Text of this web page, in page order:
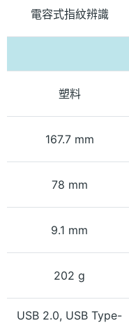
電容式指紋辨識
塑料
167.7 mm
78 mm
9.1 mm
202 g
USB 2.0, USB Type-